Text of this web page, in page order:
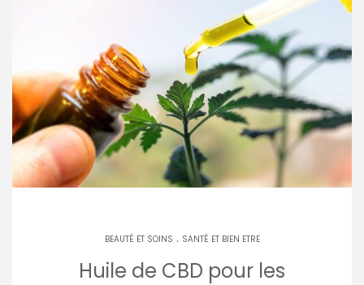
BEAUTÉ ET SOINS . SANTÉ ET BIEN ETRE
Huile de CBD pour les